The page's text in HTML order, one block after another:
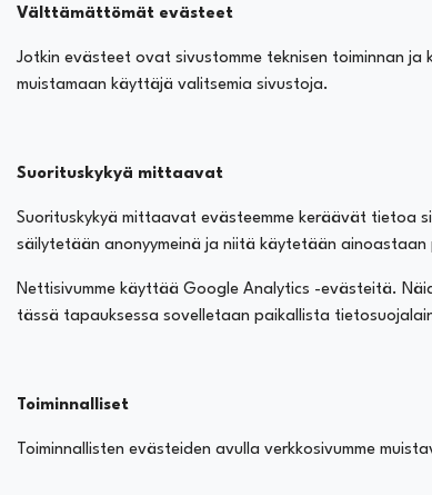
Välttämättömät evästeet
Jotkin evästeet ovat sivustomme teknisen toiminnan
muistamaan käyttäjä valitsemia sivustoja.
Suorituskykyä mittaavat
Suorituskykyä mittaavat evästeemme keräävät tietoa
säilytetään anonyymeinä ja niitä käytetään
Nettisivumme käyttää Google Analytics -evästeitä.
tässä tapauksessa sovelletaan paikallista
Toiminnalliset
Toiminnallisten evästeiden avulla verkkosivumme